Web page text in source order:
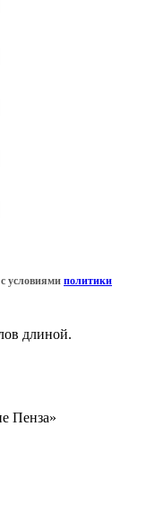
условиями политики
длиной.
Пенза»